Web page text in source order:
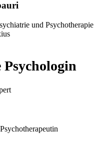
und Psychotherapie
Psychologin